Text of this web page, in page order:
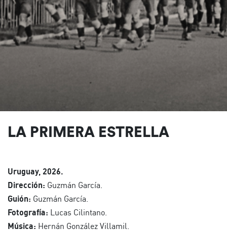
LA PRIMERA ESTRELLA
Uruguay, 2026.
Dirección: Guzmán García.
Guión: Guzmán García.
Fotografía: Lucas Cilintano.
Música: Hernán González Villamil.